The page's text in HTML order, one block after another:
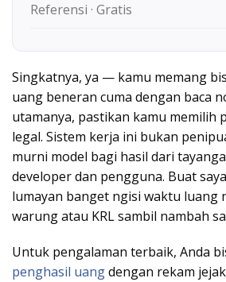
Referensi · Gratis
Singkatnya, ya — kamu memang
uang beneran cuma dengan baca
utamanya, pastikan kamu memilih
legal. Sistem kerja ini bukan
murni model bagi hasil dari
developer dan pengguna. Buat
lumayan banget ngisi waktu luang
warung atau KRL sambil nambah
Untuk pengalaman terbaik, Anda
penghasil uangdengan rekam